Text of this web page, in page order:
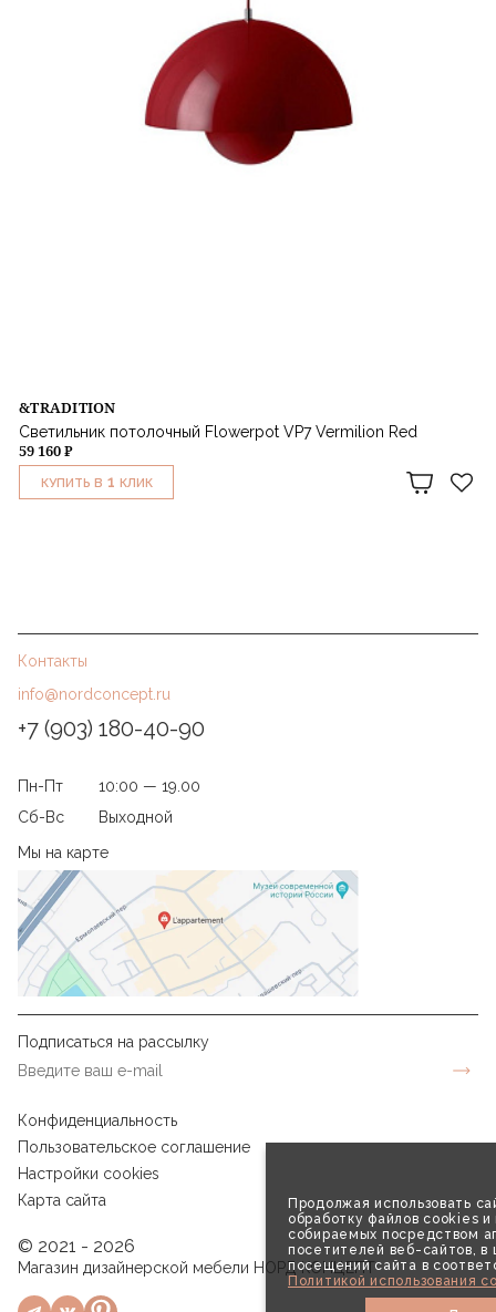
Продолжая использовать
обработку файлов cookies и
собираемых посредством
посетителей веб-сайтов, в
посещений сайта в
Политикой использования
&TRADITION
Светильник потолочный Flowerpot VP7 Vermilion Red
59 160 ₽
КУПИТЬ В 1 КЛИК
Контакты
info@nordconcept.ru
+7 (903) 180-40-90
Пн-Пт
10:00 — 19.00
Сб-Вс
Выходной
Мы на карте
Подписаться на рассылку
Конфиденциальность
Пользовательское соглашение
Настройки cookies
Карта сайта
© 2021 - 2026
Магазин дизайнерской мебели НОРД КОНЦЕПТ